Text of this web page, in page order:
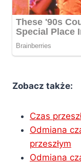
Zobacz także:
Czas
Odmiana
przeszłym
Odmiana